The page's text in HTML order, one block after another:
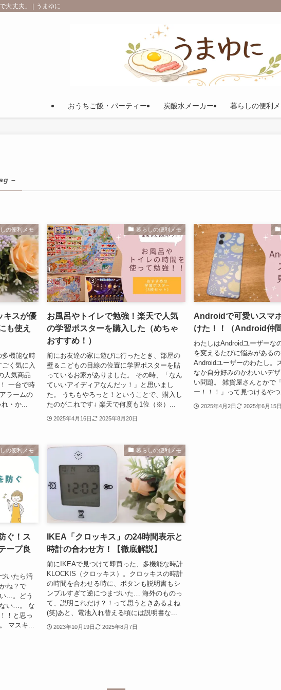
大丈夫」 | うまゆに
おうちご飯・パーティー 炭酸水メーカー 暮らしの便利
–
の便利メモ
キスが優
も使え
多機能な時
く気に入
人気商品
一台で時
ラームの
・か...
暮らしの便利メモ
お風呂やトイレで勉強！楽天で人気
の学習ポスターを購入した（めちゃ
おすすめ！）
前にお友達の家に遊びに行ったとき、部屋の
壁＆こどもの目線の位置に学習ポスターを貼
っているお家がありました。 その時、「なん
ていいアイディアなんだッ！」と思いまし
た。 うちもやろっと！ということで、購入し
たのがこれです↓ 楽天で何度も1位（※）...
2025年4月16日 2025年8月20日
Androidで可愛いスマ
けた！！（Android仲
わたしはAndroidユーザーな
を変えるたびに悩みがあるの
Androidユーザーのわたし。
なか自分好みのかわいいデ
い問題。 雑貨屋さんとかで
ー！！！」って見つけるやつ
2025年4月2日 2025年6月15日
の便利メモ
ぐ！ス
ープ良
いたら汚
ね？で
…。どう
い…。 な
！と思っ
マスキ...
暮らしの便利メモ
IKEA「クロッキス」の24時間表示と
時計の合わせ方！【徹底解説】
前にIKEAで見つけて即買った、多機能な時計
KLOCKIS（クロッキス）。クロッキスの時計
の時間を合わせる時に、ボタンも説明書もシ
ンプルすぎて逆につまづいた… 海外のものっ
て、説明これだけ？！って思うときあるよね
(笑)あと、電池入れ替える頃には説明書な...
2023年10月19日 2025年8月7日